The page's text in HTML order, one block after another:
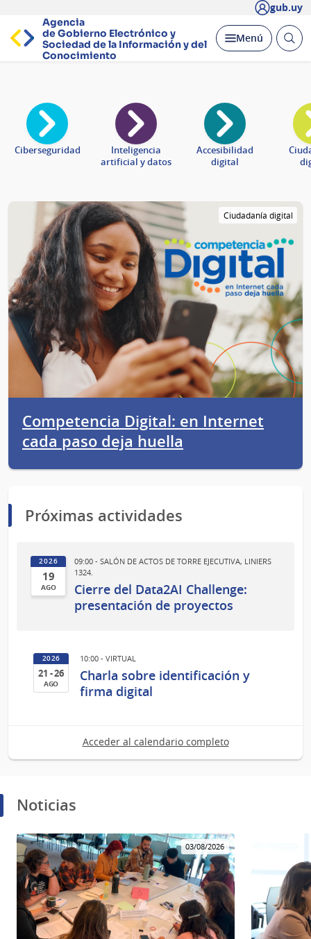
gub.uy
Agencia
de Gobierno Electrónico y
Sociedad de la Información y del
Conocimiento
Desplegar
Menú Abrir
Página
principal
Ciberseguridad
Inteligencia
artificial y datos
Accesibilidad
digital
Ciudadanía digital
Competencia Digital: en Internet
cada paso deja huella
Próximas actividades
2026
19
AGO
del
2026
09:00 - SALÓN DE ACTOS DE TORRE EJECUTIVA, LINIERS
1324.
Cierre del Data2AI Challenge:
presentación de proyectos
2026
21 - 26
AGO
2026
10:00 - VIRTUAL
Charla sobre identificación y
firma digital
Acceder al calendario completo
Noticias
03/08/2026